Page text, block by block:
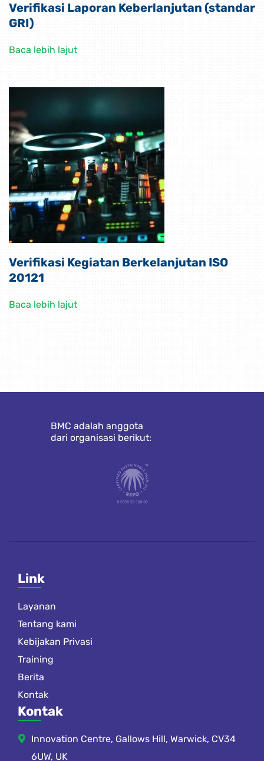
Verifikasi Laporan Keberlanjutan (standar
GRI)
Baca lebih lajut
Verifikasi Kegiatan Berkelanjutan ISO
20121
Baca lebih lajut
BMC adalah anggota
dari organisasi berikut:
Link
Layanan
Tentang kami
Kebijakan Privasi
Training
Berita
Kontak
Kontak
Innovation Centre, Gallows Hill, Warwick, CV34
6UW, UK